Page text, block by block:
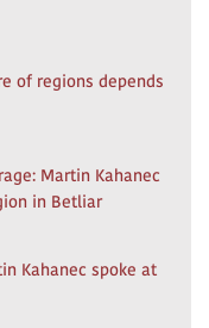
of regions depends
Martin Kahanec
in Betliar
Kahanec spoke at